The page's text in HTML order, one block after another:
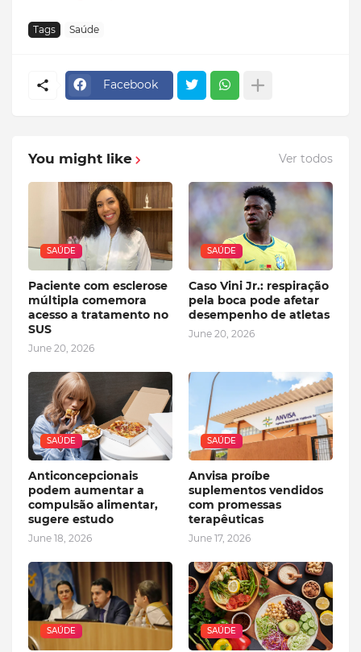
Tags Saúde
Facebook
You might like Ver todos
SAÚDE
Paciente com esclerose
múltipla comemora
acesso a tratamento no
SUS
June 20, 2026
SAÚDE
Caso Vini Jr.: respiração
pela boca pode afetar
desempenho de atletas
June 20, 2026
SAÚDE
Anticoncepcionais
podem aumentar a
compulsão alimentar,
sugere estudo
June 18, 2026
SAÚDE
Anvisa proíbe
suplementos vendidos
com promessas
terapêuticas
June 17, 2026
SAÚDE SAÚDE